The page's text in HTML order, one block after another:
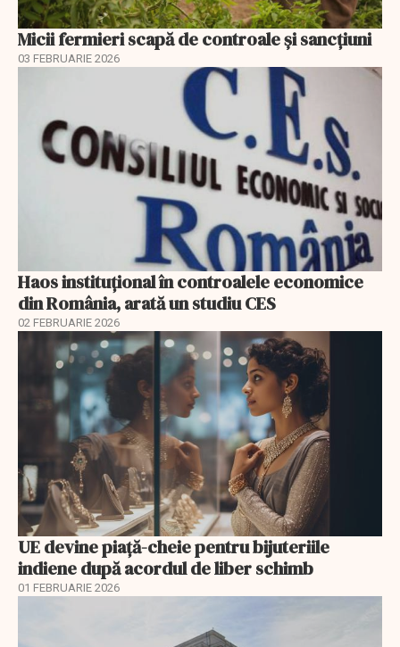
Micii fermieri scapă de controale și sancțiuni
03 FEBRUARIE 2026
Haos instituțional în controalele economice
din România, arată un studiu CES
02 FEBRUARIE 2026
UE devine piață-cheie pentru bijuteriile
indiene după acordul de liber schimb
01 FEBRUARIE 2026